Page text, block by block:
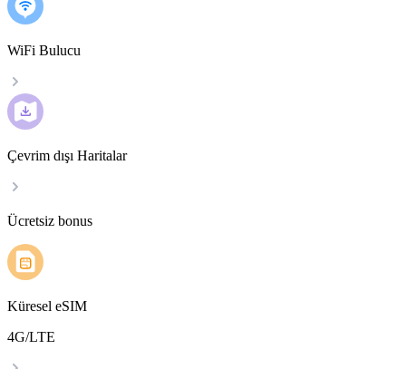
WiFi Bulucu
Çevrim dışı Haritalar
Ücretsiz bonus
Küresel eSIM
4G/LTE